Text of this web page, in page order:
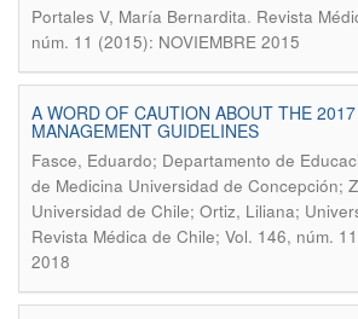
Portales V, María Bernardita. Revista
núm. 11 (2015): NOVIEMBRE 2015
A WORD OF CAUTION ABOUT THE
MANAGEMENT GUIDELINES
Fasce, Eduardo; Departamento de
de Medicina Universidad de Concepción;
Universidad de Chile; Ortiz, Liliana;
Revista Médica de Chile; Vol. 146, núm.
2018